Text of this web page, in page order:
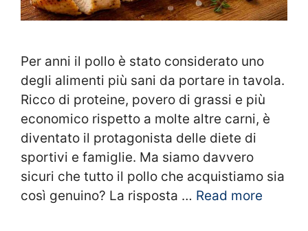
Per anni il pollo è stato considerato uno
degli alimenti più sani da portare in tavola.
Ricco di proteine, povero di grassi e più
economico rispetto a molte altre carni, è
diventato il protagonista delle diete di
sportivi e famiglie. Ma siamo davvero
sicuri che tutto il pollo che acquistiamo sia
così genuino? La risposta … Read more